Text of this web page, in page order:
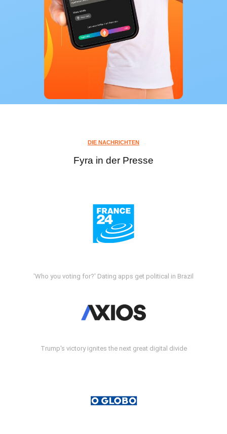
DIE NACHRICHTEN
Fyra in der Presse
'Who you voting for?' Dating apps get political in Brazil
Trump's victory ignites the next great digital divide